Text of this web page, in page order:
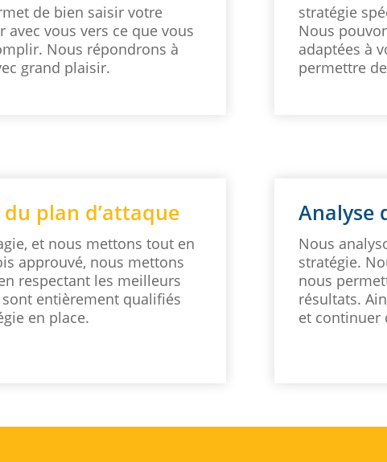
de bien saisir votre
vous vers ce que vous
Nous répondrons à
grand plaisir.
stratégie
Nous
adaptées à
permettre
plan d’attaque
et nous mettons tout en
approuvé, nous mettons
respectant les meilleurs
entièrement qualifiés
en place.
Analyse
Nous
stratégie.
nous
résultats.
et continuer